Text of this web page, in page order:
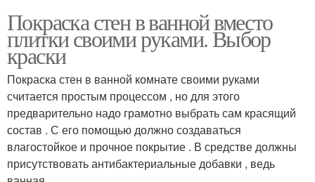
Покраска стен в ванной вместо
плитки своими руками. Выбор
краски
Покраска стен в ванной комнате своими руками
считается простым процессом , но для этого
предварительно надо грамотно выбрать сам красящий
состав . С его помощью должно создаваться
влагостойкое и прочное покрытие . В средстве должны
присутствовать антибактериальные добавки , ведь